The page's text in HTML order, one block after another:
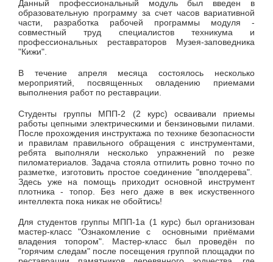
Данный профессиональный модуль был введен в
образовательную программу за счет часов вариативной
части, разработка рабочей программы модуля -
совместный труд специалистов техникума и
профессиональных реставраторов Музея-заповедника
"Кижи".
В течение апреля месяца состоялось несколько
мероприятий, посвященных овладению приемами
выполнения работ по реставрации.
Студенты группы МПП-2 (2 курс) осваивали приемы
работы цепными электрическими и бензиновыми пилами.
После прохождения инструктажа по технике безопасности
и правилам правильного обращения с инструментами,
ребята выполняли несколько упражнений по резке
пиломатериалов. Задача стояла отпилить ровно точно по
разметке, изготовить простое соединение "вполдерева".
Здесь уже на помощь приходит основной инструмент
плотника - топор. Без него даже в век искуственного
интеллекта пока никак не обойтись!
Для студентов группы МПП-1а (1 курс) был организован
мастер-класс "Ознакомление с основными приёмами
владения топором". Мастер-класс был проведён по
"горячим следам" после посещения группой площадки по